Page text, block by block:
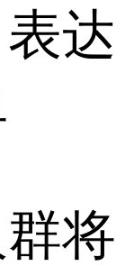
达
将